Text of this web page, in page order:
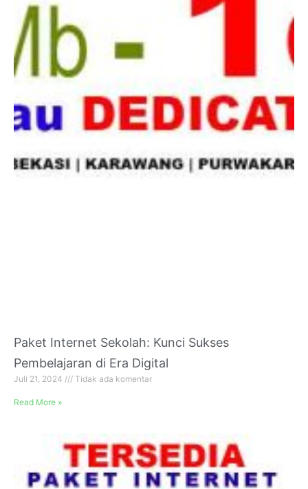
Paket Internet Sekolah: Kunci Sukses
Pembelajaran di Era Digital
Juli 21, 2024 Tidak ada komentar
Read More »